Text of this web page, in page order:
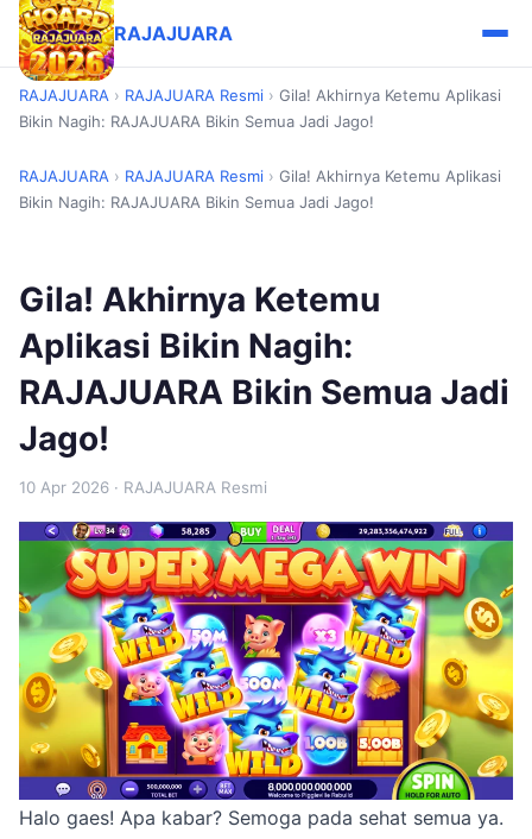
RAJAJUARA
RAJAJUARA › RAJAJUARA Resmi › Gila! Akhirnya Ketemu Aplikasi
Bikin Nagih: RAJAJUARA Bikin Semua Jadi Jago!
RAJAJUARA › RAJAJUARA Resmi › Gila! Akhirnya Ketemu Aplikasi
Bikin Nagih: RAJAJUARA Bikin Semua Jadi Jago!
Gila! Akhirnya Ketemu
Aplikasi Bikin Nagih:
RAJAJUARA Bikin Semua Jadi
Jago!
10 Apr 2026 · RAJAJUARA Resmi
Halo gaes! Apa kabar? Semoga pada sehat semua ya.